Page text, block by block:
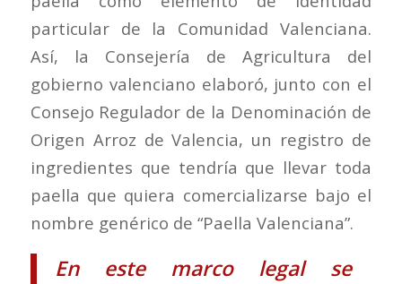
particular de la Comunidad Valenciana.
Así, la Consejería de Agricultura del
gobierno valenciano elaboró, junto con el
Consejo Regulador de la Denominación de
Origen Arroz de Valencia, un registro de
ingredientes que tendría que llevar toda
paella que quiera comercializarse bajo el
nombre genérico de “Paella Valenciana”.
En este marco legal se